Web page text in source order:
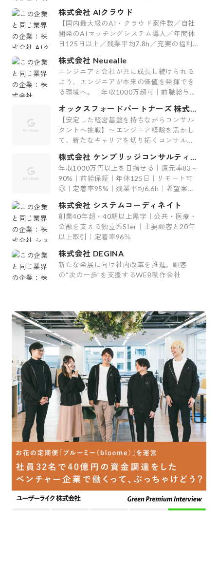
株式会社 AIクラウド
【国内最大級のAI・クラウド案件数／自社
開発のAIマッチングシステム導入／年間休
日125日以上／残業平均7.8h／充実の福利
株式会社 Neuealle
エンジニアと会社が共に成長し続けられる
よう、エンジニアが本来の価値を発揮でき
る環境へ。｜年収1000万超可｜前職給与保
オックスフォードパートナーズ 株式会
社
【安定した経営基盤を持ちながらコンサル
タントへ挑戦】〜エンジニア経験を活かし
て、新たなキャリアを切り拓くコンサルテ
株式会社 ケンブリッジコンサルティン
グ
年収1000万円以上を目指せる｜還元率83～
90%｜前給保証｜年休125日｜リモート可
◎｜定着率95%｜残業平均6.6h｜希望案件
株式会社 システムコーディネイト
創業40年超・40期以上黒字｜公共・医療・
金融を支える独立系SIer｜主要顧客と20年
以上取引｜定着率96％
株式会社 DEGINA
新たな発展に向け社内改革を推進。顧客
の“次の一歩”を支援するWEB制作会社